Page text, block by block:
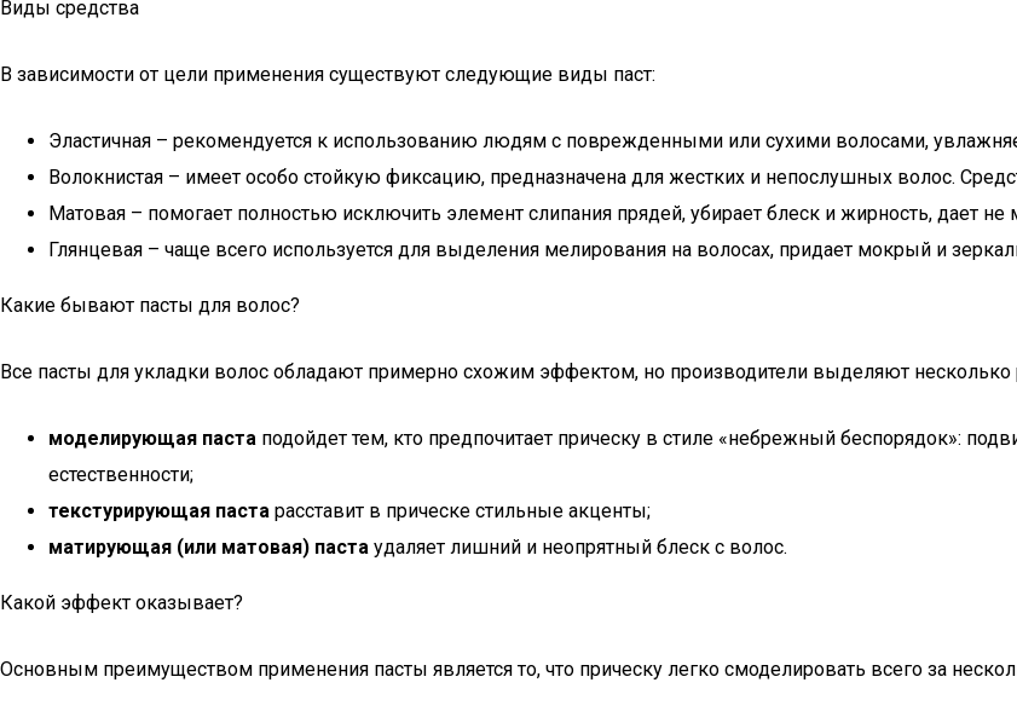
Виды средства
В зависимости от цели применения существуют следующие виды паст:
Эластичная – рекомендуется к использованию людям с поврежденными или сухими волосами,
Волокнистая – имеет особо стойкую фиксацию, предназначена для жестких и непослушных волос.
Матовая – помогает полностью исключить элемент слипания прядей, убирает блеск и жирность, дает
Глянцевая – чаще всего используется для выделения мелирования на волосах, придает мокрый и
Какие бывают пасты для волос?
Все пасты для укладки волос обладают примерно схожим эффектом, но производители выделяют несколько
моделирующая паста подойдет тем, кто предпочитает прическу в стиле «небрежный беспорядок»:
естественности;
текстурирующая паста расставит в прическе стильные акценты;
матирующая (или матовая) паста удаляет лишний и неопрятный блеск с волос.
Какой эффект оказывает?
Основным преимуществом применения пасты является то, что прическу легко смоделировать всего за